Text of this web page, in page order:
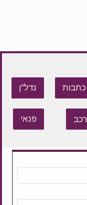
כתבות נדל"ן
רכב פנאי